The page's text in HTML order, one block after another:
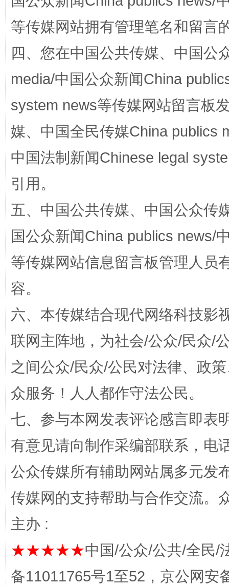
国家大学科技园优化重塑工作
扯下公款旅游的“隐身衣” 如何以
等传媒网站拥有管理笔名和留言
四、您在中国公共传媒、中国公
media/中国公众新闻China
system news等传媒网站留言板
媒、中国全民传媒China publics
中国法制新闻Chinese legal
引用。
五、中国公共传媒、中国公众传
国公众新闻China publics news/
等传媒网站信息留言板管理人员
容。
六、本传媒结合现代网络科技影
联网主阵地，为社会/公众/民众/
之间公众/民众/公民对法律、政
众服务！人人都作守法公民。
七、参与本网发表评论感言即表
有意见请向制作采编部联系，电
公众传媒所有辅助网站属多元发
传媒网的支持帮助与合作交流。
主办 :
★★★★★中国/公众/公共/全民/
备11011765号1至52，京公网安